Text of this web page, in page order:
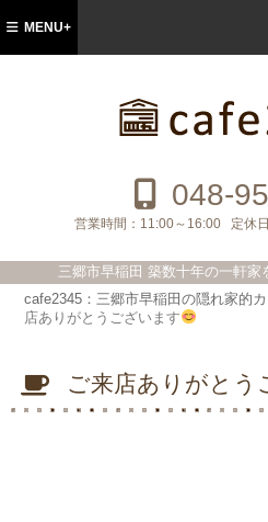
048-
営業時間： 11:00～16:00 定休
三郷市早稲田 築数十年の一軒家
MENU+
cafe2345：三郷市早稲田の隠れ家的カ
店ありがとうございます
ご来店ありがとう